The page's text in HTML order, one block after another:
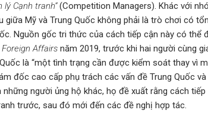
lý Cạnh tranh”(Competition Managers). Khác với
Mỹ và Trung Quốc không phải là trò chơi có
Nguồn gốc tri thức của cách tiếp cận này có thể
Foreign Affairs năm 2019, trước khi hai người cùng
là “một tình trạng cần được kiểm soát thay vì
đốc cao cấp phụ trách các vấn đề Trung Quốc
người ủng hộ khác, họ đề xuất rằng cách
trước, sau đó mới đến các đề nghị hợp tác.